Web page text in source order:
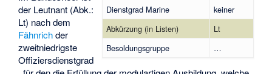
Dienstgrad Marine
keiner
Abkürzung (in Listen)
Lt
Besoldungsgruppe
…
der Leutnant (Abk.:
Lt) nach dem
Fähnrichder
zweitniedrigste
Offiziersdienstgrad